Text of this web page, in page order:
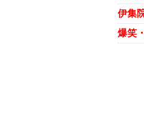
伊集
爆笑